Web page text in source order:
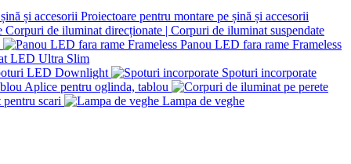
Proiectoare pentru montare pe șină și accesorii
Corpuri de iluminat direcționate | Corpuri de iluminat suspendate
Panou LED fara rame Frameless
LED Ultra Slim
LED Downlight
Spoturi incorporate
Aplice pentru oglinda, tablou
scari
Lampa de veghe